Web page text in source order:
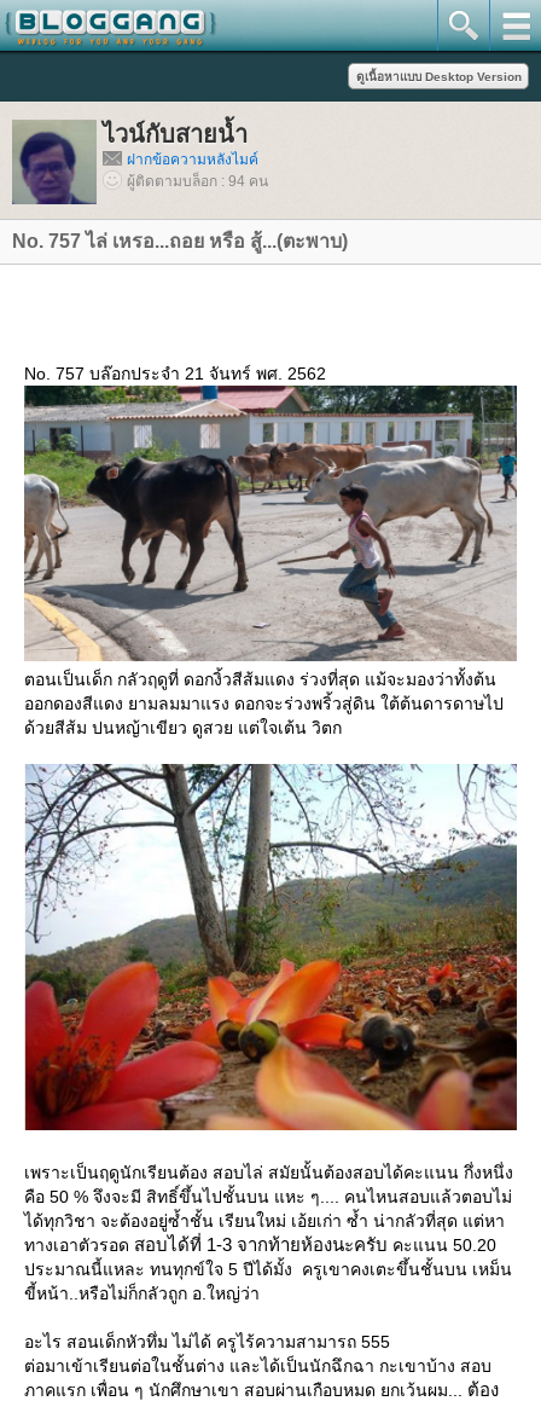
ไวน์กับสายน้ำ
ฝากข้อความหลังไมค์
ผู้ติดตามบล็อก : 94 คน
No. 757 ไล่ เหรอ...ถอย หรือ สู้...(ตะพาบ)
No. 757 บล๊อกประจำ 21 จันทร์ พศ. 2562
ตอนเป็นเด็ก กลัวฤดูที่ ดอกงิ้วสีส้มแดง ร่วงที่สุด แม้จะมองว่าทั้งต้น
ออกดองสีแดง ยามลมมาแรง ดอกจะร่วงพริ้วสู่ดิน ใต้ต้นดารดาษไป
ด้วยสีส้ม ปนหญ้าเขียว ดูสวย แต่ใจเต้น วิตก
เพราะเป็นฤดูนักเรียนต้อง สอบไล่ สมัยนั้นต้องสอบได้คะแนน กึ่งหนึ่ง
คือ 50 % จึงจะมี สิทธิ์ขึ้นไปชั้นบน แหะ ๆ.... คนไหนสอบแล้วตอบไม่
ได้ทุกวิชา จะต้องอยู่ซ้ำชั้น เรียนใหม่ เอ้ยเก่า ซ้ำ น่ากลัวที่สุด แต่หา
ทางเอาตัวรอด สอบได้ที่ 1-3 จากท้ายห้องนะครับ คะแนน 50.20
ประมาณนี้แหละ ทนทุกข์ใจ 5 ปีได้มั้ง ครูเขาคงเตะขึ้นชั้นบน เหม็น
ขี้หน้า..หรือไม่ก็กลัวถูก อ.ใหญ่ว่า
อะไร สอนเด็กหัวทึ่ม ไม่ได้ ครูไร้ความสามารถ 555
ต่อมาเข้าเรียนต่อในชั้นต่าง และได้เป็นนักฉึกฉา กะเขาบ้าง สอบ
ภาคแรก เพื่อน ๆ นักศึกษาเขา สอบผ่านเกือบหมด ยกเว้นผม... ต้อง